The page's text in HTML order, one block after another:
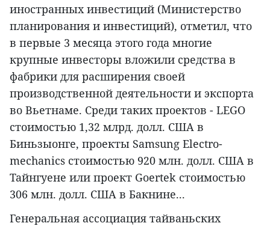
иностранных инвестиций (Министерство
планирования и инвестиций), отметил, что
в первые 3 месяца этого года многие
крупные инвесторы вложили средства в
фабрики для расширения своей
производственной деятельности и экспорта
во Вьетнаме. Среди таких проектов - LEGO
стоимостью 1,32 млрд. долл. США в
Биньзыонге, проекты Samsung Electro-
mechanics стоимостью 920 млн. долл. США в
Тайнгуене или проект Goertek стоимостью
306 млн. долл. США в Бакнине...
Генеральная ассоциация тайваньских